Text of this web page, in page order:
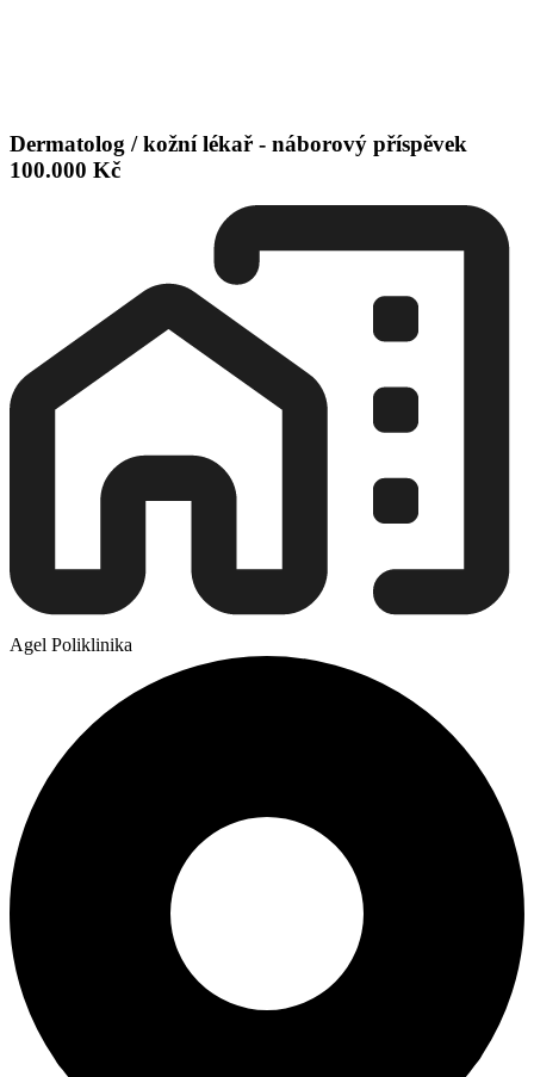
Dermatolog / kožní lékař - náborový příspěvek
100.000 Kč
Agel Poliklinika